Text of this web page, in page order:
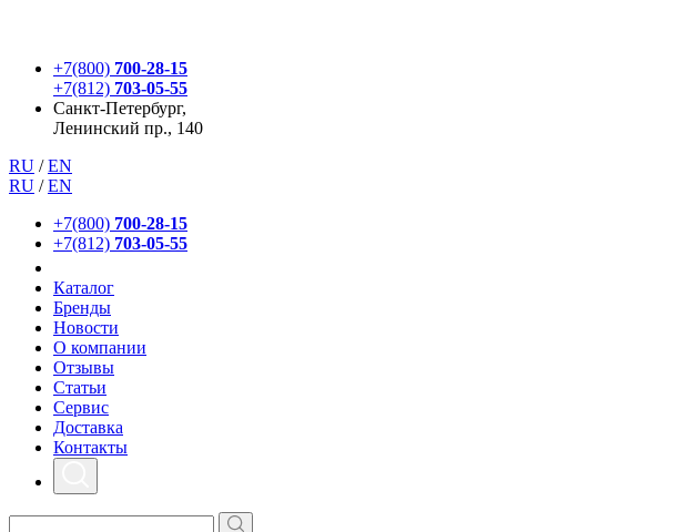
+7(800) 700-28-15
+7(812) 703-05-55
Санкт-Петербург,
Ленинский пр., 140
RU / EN
RU / EN
+7(800) 700-28-15
+7(812) 703-05-55
Каталог
Бренды
Новости
О компании
Отзывы
Статьи
Сервис
Доставка
Контакты